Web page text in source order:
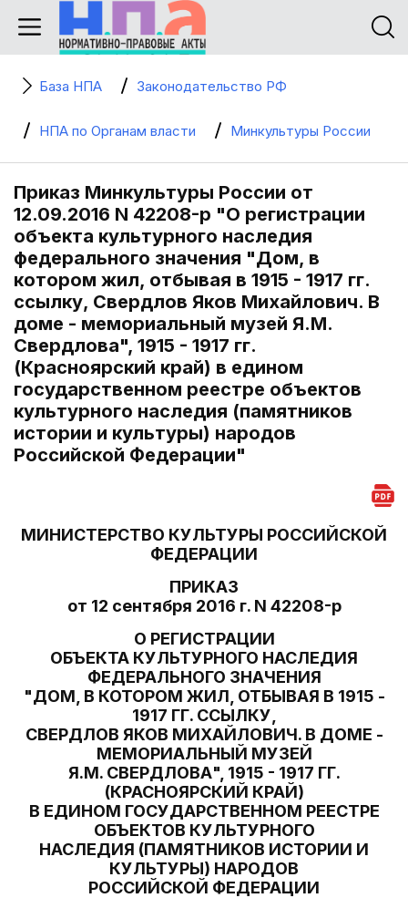
База НПА Законодательство РФ
НПА по Органам власти Минкультуры России
Приказ Минкультуры России от
12.09.2016 N 42208-р "О регистрации
объекта культурного наследия
федерального значения "Дом, в
котором жил, отбывая в 1915 - 1917 гг.
ссылку, Свердлов Яков Михайлович. В
доме - мемориальный музей Я.М.
Свердлова", 1915 - 1917 гг.
(Красноярский край) в едином
государственном реестре объектов
культурного наследия (памятников
истории и культуры) народов
Российской Федерации"
МИНИСТЕРСТВО КУЛЬТУРЫ РОССИЙСКОЙ
ФЕДЕРАЦИИ
ПРИКАЗ
от 12 сентября 2016 г. N 42208-р
О РЕГИСТРАЦИИ
ОБЪЕКТА КУЛЬТУРНОГО НАСЛЕДИЯ
ФЕДЕРАЛЬНОГО ЗНАЧЕНИЯ
"ДОМ, В КОТОРОМ ЖИЛ, ОТБЫВАЯ В 1915 -
1917 ГГ. ССЫЛКУ,
СВЕРДЛОВ ЯКОВ МИХАЙЛОВИЧ. В ДОМЕ -
МЕМОРИАЛЬНЫЙ МУЗЕЙ
Я.М. СВЕРДЛОВА", 1915 - 1917 ГГ.
(КРАСНОЯРСКИЙ КРАЙ)
В ЕДИНОМ ГОСУДАРСТВЕННОМ РЕЕСТРЕ
ОБЪЕКТОВ КУЛЬТУРНОГО
НАСЛЕДИЯ (ПАМЯТНИКОВ ИСТОРИИ И
КУЛЬТУРЫ) НАРОДОВ
РОССИЙСКОЙ ФЕДЕРАЦИИ